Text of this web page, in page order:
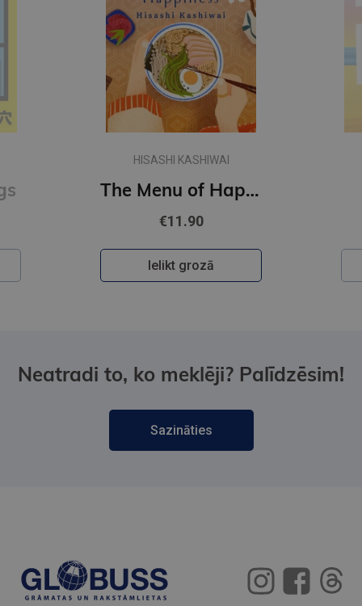
HISASHI KASHIWAI
The Menu of Happiness
€11.90
Ielikt grozā
Neatradi to, ko meklēji? Palīdzēsim!
Sazināties